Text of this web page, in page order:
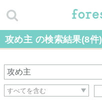
攻め主 の検索結果(8件)